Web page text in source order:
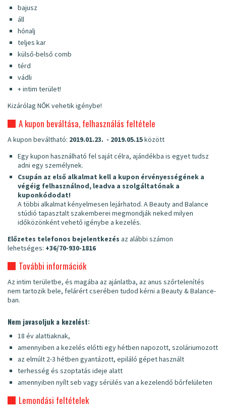
bajusz
áll
hónalj
teljes kar
külső-belső comb
térd
vádli
+ intim terület!
Kizárólag NŐK vehetik igénybe!
A kupon beváltása, felhasználás feltétele
A kupon beváltható: 2019.01.23. - 2019.05.15között
Egy kupon használható fel saját célra, ajándékba is egyet tudsz
adni egy személynek.
Csupán az első alkalmat kell a kupon érvényességének a
végéig felhasználnod, leadva a szolgáltatónak a
kuponkódodat!
A többi alkalmat kényelmesen lejárhatod. A Beauty and Balance
stúdió tapasztalt szakemberei megmondják neked milyen
időközönként vehető igénybe a kezelés.
Előzetes telefonos bejelentkezés az alábbi számon
lehetséges: +36/70-930-1816
További információk
Az intim területbe, és magába az ajánlatba, az anus szőrtelenítés
nem tartozik bele, felárért cserében tudod kérni a Beauty & Balance-
ban.
Nem javasoljuk a kezelést:
18 év alattiaknak,
amennyiben a kezelés előtti egy hétben napozott, szoláriumozott
az elmúlt 2-3 hétben gyantázott, epiláló gépet használt
terhesség és szoptatás ideje alatt
amennyiben nyílt seb vagy sérülés van a kezelendő bőrfelületen
Lemondási feltételek